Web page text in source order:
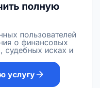
полную
пользователей
о финансовых
судебных исках и
услугу